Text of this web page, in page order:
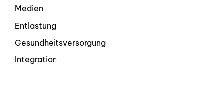
Medien
Entlastung
Gesundheitsversorgung
Integration